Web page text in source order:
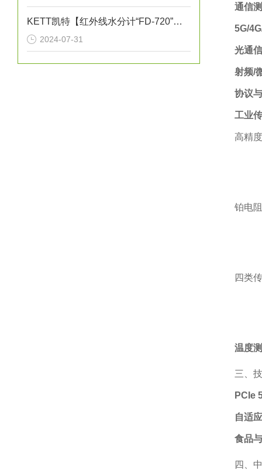
KETT凯特【红外线水分计“FD-720”的特点】《红外线水分仪测量实例》
2024-07-31
通信
5G/
光通
射频/
协议
工业
高精
铂电
四类
温度
三、
PCIe
自适
食品
四、